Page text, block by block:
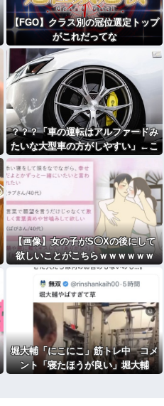
【FGO】クラス別の冠位選定トップ
がこれだってな
？？？「車の運転はアルファードみ
たいな大型車の方がしやすい」←こ
れ
【画像】女の子がS◯Xの後にして
欲しいことがこちらｗｗｗｗｗｗ
堀大輔「にこにこ」筋トレ中 コメ
ント「寝たほうが良い」堀大輔